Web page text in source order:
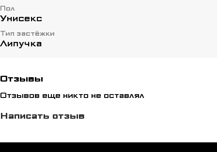
Пол
Унисекс
Тип застёжки
Липучка
Отзывы
Отзывов еще никто не оставлял
Написать отзыв